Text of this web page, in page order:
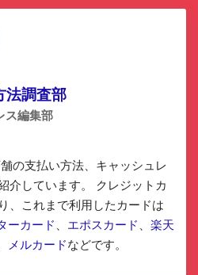
法調査部
ス編集部
の支払い方法、キャッシュレ
介しています。 クレジットカ
、これまで利用したカードは
ーカード エポスカード
楽天
メルカードなどです。